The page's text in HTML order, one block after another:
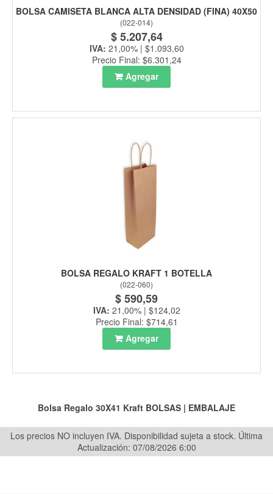
BOLSA CAMISETA BLANCA ALTA DENSIDAD (FINA) 40X50
(022-014)
$ 5.207,64
IVA: 21,00% | $1.093,60
Precio Final: $6.301,24
Agregar
BOLSA REGALO KRAFT 1 BOTELLA
(022-060)
$ 590,59
IVA: 21,00% | $124,02
Precio Final: $714,61
Agregar
Bolsa Regalo 30X41 Kraft BOLSAS | EMBALAJE
Los precios NO incluyen IVA. Disponibilidad sujeta a stock. Última
Actualización: 07/08/2026 6:00